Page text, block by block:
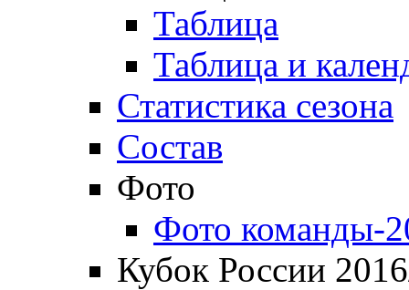
Таблица
Таблица и
Статистика сезона
Состав
Фото
Фото команды-
Кубок России